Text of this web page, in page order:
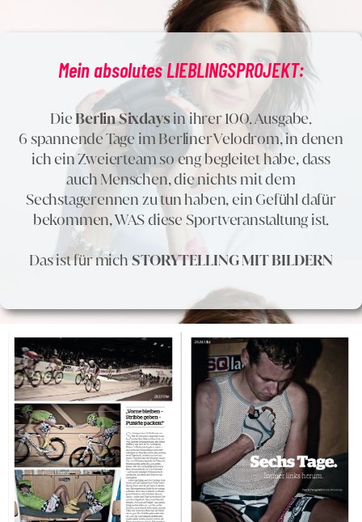
Mein absolutes LIEBLINGSPROJEKT:
Die Berlin Sixdaysin ihrer 100. Ausgabe.
6 spannende Tage im Berliner Velodrom, in denen
ich ein Zweierteam so eng begleitet habe, dass
auch Menschen, die nichts mit dem
Sechstagerennen zu tun haben, ein Gefühl dafür
bekommen, WAS diese Sportveranstaltung ist.
Das ist für mich STORYTELLING MIT BILDERN